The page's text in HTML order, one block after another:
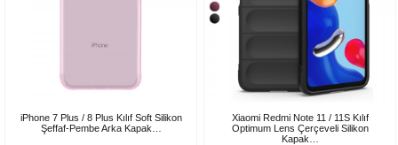
iPhone 7 Plus / 8 Plus Kılıf Soft Silikon
Şeffaf-Pembe Arka Kapak…
Xiaomi Redmi Note 11 / 11S Kılıf
Optimum Lens Çerçeveli Silikon
Kapak…